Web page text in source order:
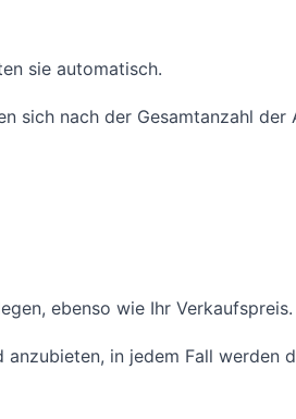
sie automatisch.
sich nach der Gesamtanzahl der
ebenso wie Ihr Verkaufspreis.
in jedem Fall werden